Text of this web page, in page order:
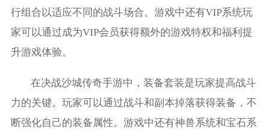
行组合以适应不同的战斗场合。游戏中还有VIP系统玩
家可以通过成为VIP会员获得额外的游戏特权和福利提
升游戏体验。
在决战沙城传奇手游中，装备套装是玩家提高战斗
力的关键。玩家可以通过战斗和副本掉落获得装备，不
断强化自己的装备属性。游戏中还有神兽系统和宝石系